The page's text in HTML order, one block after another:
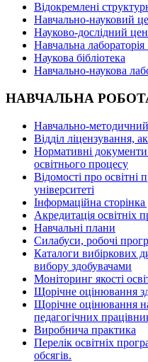
Відокремлені
Навчально-науковий
Науково-дослідний
Навчальна
Наукова бібліотека
Навчально-наукова
НАВЧАЛЬНА
Навчально-методичний
Відділ ліцензування,
Нормативні документи
освітнього процесу
Відомості про освітні
університеті
Інформаційна сторінка
Акредитація освітніх
Навчальні плани
Силабуси, робочі
Каталоги вибіркових
вибору здобувачами
Моніторинг якості
Щорічне оцінювання
Щорічне оцінювання
педагогічних
Виробнича практика
Перелік освітніх
oбсягів.